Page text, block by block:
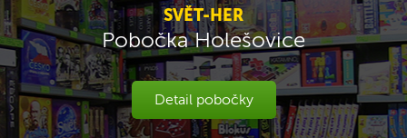
SVĚT-HER
Pobočka Holešovice
Detail pobočky